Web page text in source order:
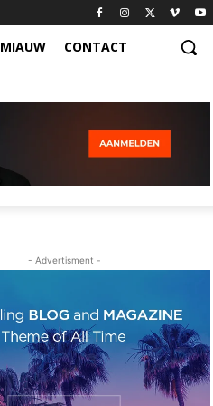
MIAUW CONTACT
- Advertisment -